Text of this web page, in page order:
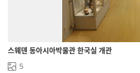
스웨덴 동아시아박물관 한국실 개관
5